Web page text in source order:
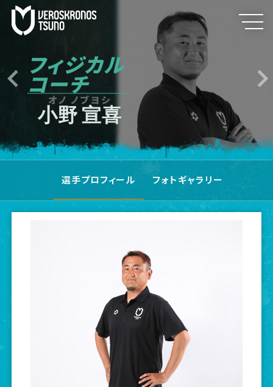
フィジカル
コーチ
オノ ノブヨシ
小野 宣喜
選手プロフィール フォトギャラリー